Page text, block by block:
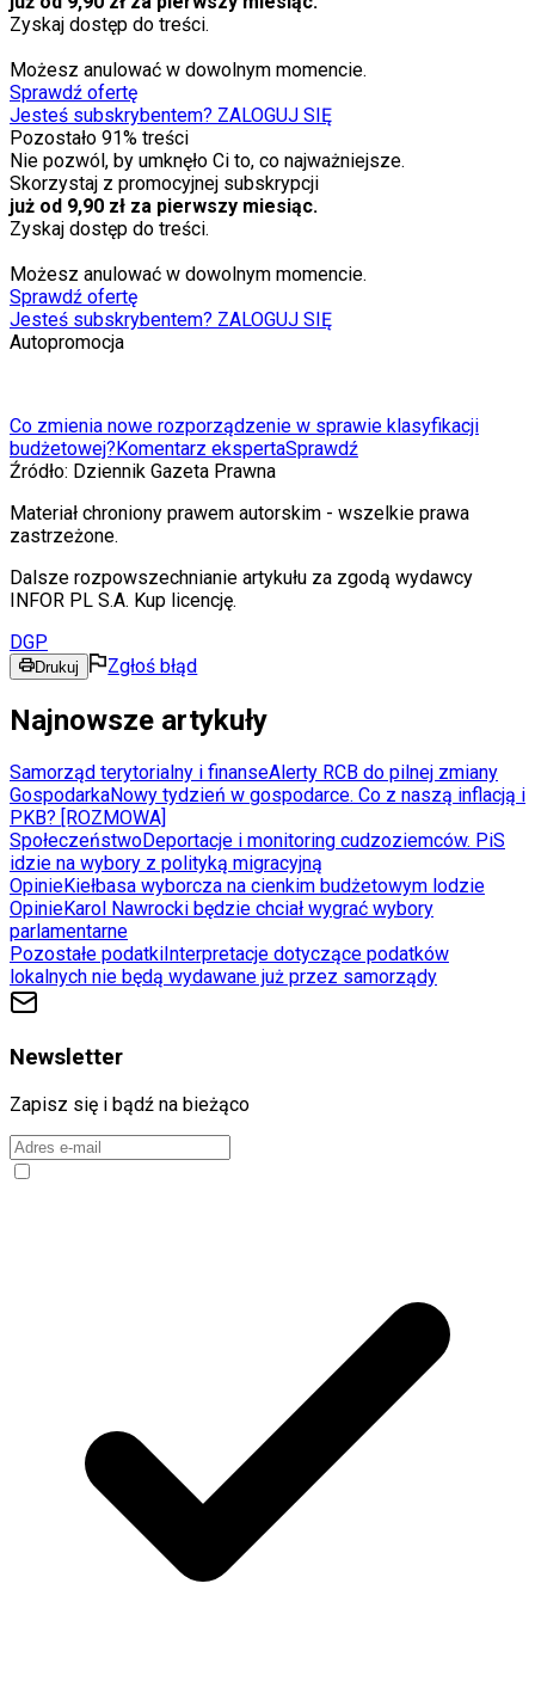
Zyskaj dostęp do treści.
Możesz anulować w dowolnym momencie.
Sprawdź ofertę
Jesteś subskrybentem? ZALOGUJ SIĘ
Pozostało 91% treści
Nie pozwól, by umknęło Ci to, co najważniejsze.
Skorzystaj z promocyjnej subskrypcji
już od 9,90 zł za pierwszy miesiąc.
Zyskaj dostęp do treści.
Możesz anulować w dowolnym momencie.
Sprawdź ofertę
Jesteś subskrybentem? ZALOGUJ SIĘ
Autopromocja
Co zmienia nowe rozporządzenie w sprawie klasyfikacji
budżetowej?Komentarz ekspertaSprawdź
Źródło: Dziennik Gazeta Prawna
Materiał chroniony prawem autorskim - wszelkie prawa
zastrzeżone.
Dalsze rozpowszechnianie artykułu za zgodą wydawcy
INFOR PL S.A. Kup licencję.
DGP
Drukuj Zgłoś błąd
Najnowsze artykuły
Samorząd terytorialny i finanseAlerty RCB do pilnej zmiany
GospodarkaNowy tydzień w gospodarce. Co z naszą inflacją i
PKB? [ROZMOWA]
SpołeczeństwoDeportacje i monitoring cudzoziemców. PiS
idzie na wybory z polityką migracyjną
OpinieKiełbasa wyborcza na cienkim budżetowym lodzie
OpinieKarol Nawrocki będzie chciał wygrać wybory
parlamentarne
Pozostałe podatki Interpretacje dotyczące podatków
lokalnych nie będą wydawane już przez samorządy
Newsletter
Zapisz się i bądź na bieżąco